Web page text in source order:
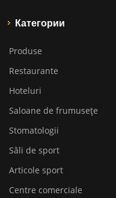
Категории
Produse
Restaurante
Hoteluri
Saloane de frumusețe
Stomatologii
Săli de sport
Articole sport
Centre comerciale